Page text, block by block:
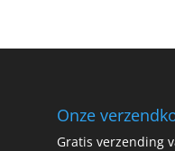
Onze
Gratis verzending